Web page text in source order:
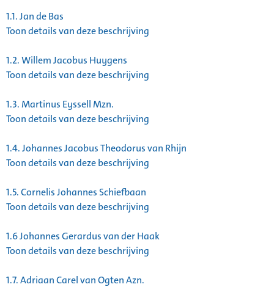
1.1.Jan de Bas
Toon details van deze beschrijving
1.2.Willem Jacobus Huygens
Toon details van deze beschrijving
1.3.Martinus Eyssell Mzn.
Toon details van deze beschrijving
1.4.Johannes Jacobus Theodorus van Rhijn
Toon details van deze beschrijving
1.5.Cornelis Johannes Schiefbaan
Toon details van deze beschrijving
1.6Johannes Gerardus van der Haak
Toon details van deze beschrijving
1.7.Adriaan Carel van Ogten Azn.